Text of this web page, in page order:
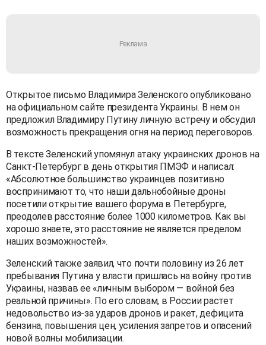
Открытое письмо Владимира Зеленского опубликовано
на официальном сайте президента Украины. В нем он
предложил Владимиру Путину личную встречу и обсудил
возможность прекращения огня на период переговоров.
В тексте Зеленский упомянул атаку украинских дронов на
Санкт-Петербург в день открытия ПМЭФ и написал:
«Абсолютное большинство украинцев позитивно
воспринимают то, что наши дальнобойные дроны
посетили открытие вашего форума в Петербурге,
преодолев расстояние более 1000 километров. Как вы
хорошо знаете, это расстояние не является пределом
наших возможностей».
Зеленский также заявил, что почти половину из 26 лет
пребывания Путина у власти пришлась на войну против
Украины, назвав ее «личным выбором — войной без
реальной причины». По его словам, в России растет
недовольство из-за ударов дронов и ракет, дефицита
бензина, повышения цен, усиления запретов и опасений
новой волны мобилизации.